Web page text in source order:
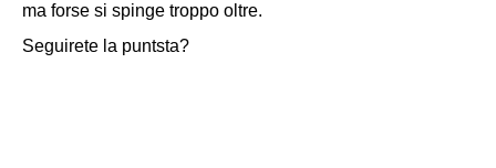
ma forse si spinge troppo oltre.
Seguirete la puntsta?